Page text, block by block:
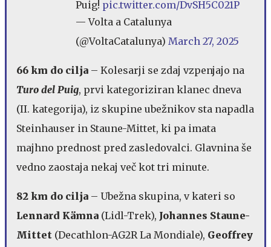
Puig! pic.twitter.com/DvSH5C021P
— Volta a Catalunya
(@VoltaCatalunya) March 27, 2025
66 km do cilja – Kolesarji se zdaj vzpenjajo na
Turo del Puig, prvi kategoriziran klanec dneva
(II. kategorija), iz skupine ubežnikov sta napadla
Steinhauser in Staune-Mittet, ki pa imata
majhno prednost pred zasledovalci. Glavnina še
vedno zaostaja nekaj več kot tri minute.
82 km do cilja – Ubežna skupina, v kateri so
Lennard Kämna (Lidl-Trek), Johannes Staune-
Mittet (Decathlon-AG2R La Mondiale), Geoffrey